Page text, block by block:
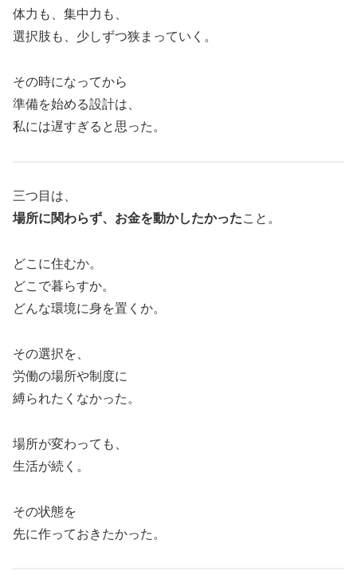
体力も、集中力も、
選択肢も、少しずつ狭まっていく。
その時になってから
準備を始める設計は、
私には遅すぎると思った。
三つ目は、
場所に関わらず、お金を動かしたかったこと。
どこに住むか。
どこで暮らすか。
どんな環境に身を置くか。
その選択を、
労働の場所や制度に
縛られたくなかった。
場所が変わっても、
生活が続く。
その状態を
先に作っておきたかった。